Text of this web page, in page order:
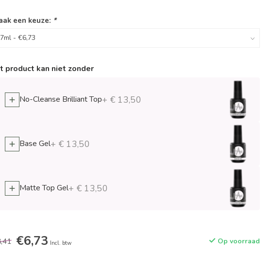
een keuze: *
product kan niet zonder
No-Cleanse Brilliant Top+ € 13,50
Base Gel+ € 13,50
Matte Top Gel+ € 13,50
€6,73 Incl. btw Op voorraad